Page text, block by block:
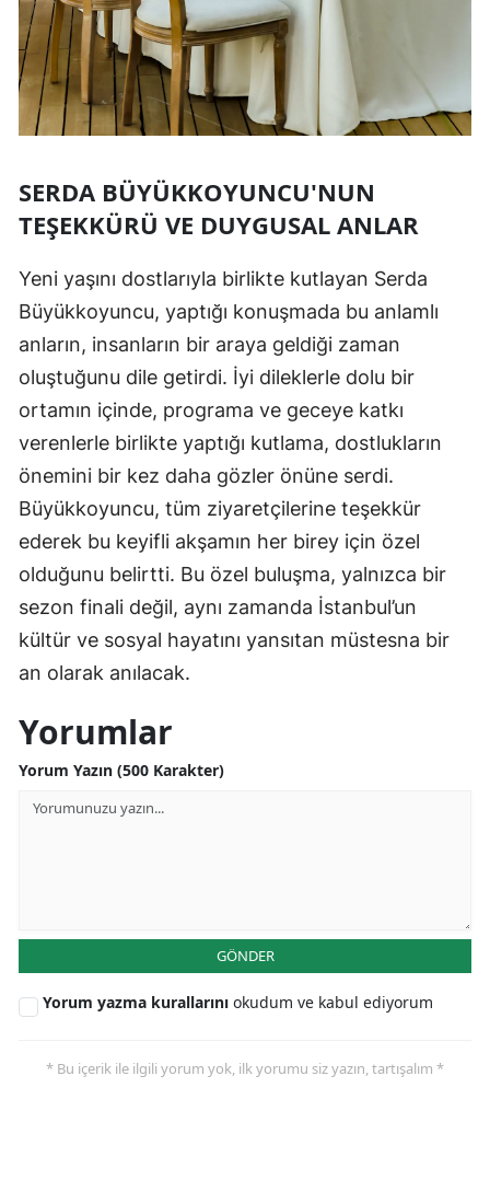
SERDA BÜYÜKKOYUNCU'NUN
TEŞEKKÜRÜ VE DUYGUSAL ANLAR
Yeni yaşını dostlarıyla birlikte kutlayan Serda
Büyükkoyuncu, yaptığı konuşmada bu anlamlı
anların, insanların bir araya geldiği zaman
oluştuğunu dile getirdi. İyi dileklerle dolu bir
ortamın içinde, programa ve geceye katkı
verenlerle birlikte yaptığı kutlama, dostlukların
önemini bir kez daha gözler önüne serdi.
Büyükkoyuncu, tüm ziyaretçilerine teşekkür
ederek bu keyifli akşamın her birey için özel
olduğunu belirtti. Bu özel buluşma, yalnızca bir
sezon finali değil, aynı zamanda İstanbul’un
kültür ve sosyal hayatını yansıtan müstesna bir
an olarak anılacak.
Yorumlar
Yorum Yazın (500 Karakter)
GÖNDER
Yorum yazma kurallarını okudum ve kabul ediyorum
* Bu içerik ile ilgili yorum yok, ilk yorumu siz yazın, tartışalım *